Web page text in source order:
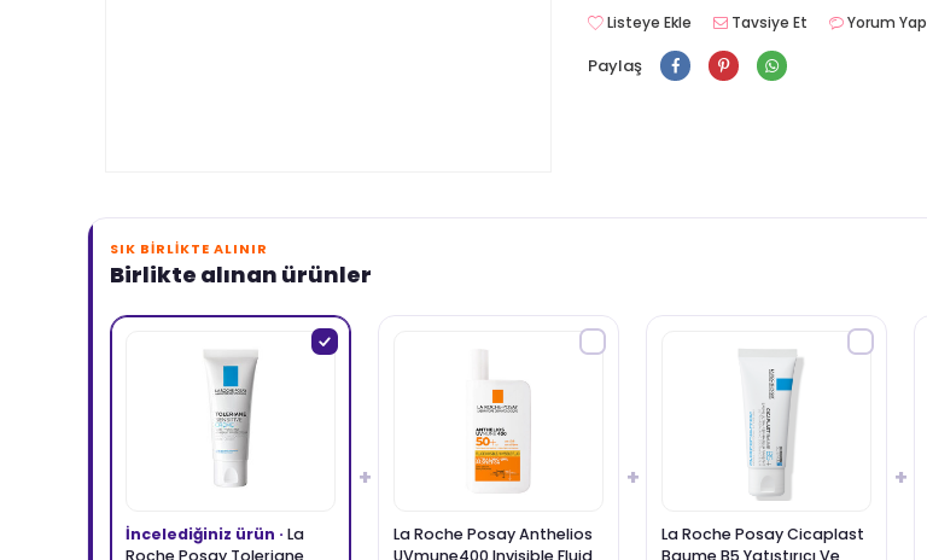
Listeye Ekle Tavsiye Et Yorum Yap
Paylaş
SIK BIRLIKTE ALINIR
Birlikte alınan ürünler
İncelediğiniz ürün · La
+
La Roche Posay Anthelios
+
La Roche Posay Cicaplast
+